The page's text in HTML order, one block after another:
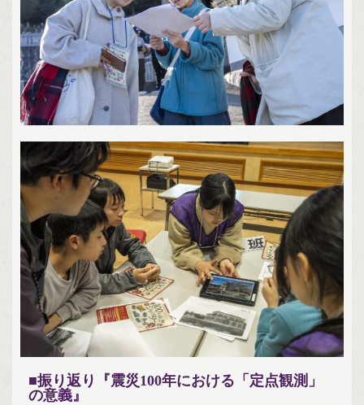
■振り返り『震災100年における「定点観測」
の意義』